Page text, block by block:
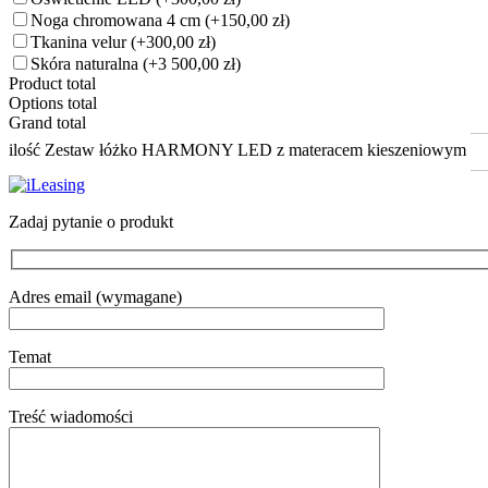
Noga chromowana 4 cm (+150,00 zł)
Tkanina velur(+300,00 zł)
Skóra naturalna (+3 500,00 zł)
Product total
Options total
Grand total
ilość Zestaw łóżko HARMONY LED z materacem kieszeniowym
Zadaj pytanie o produkt
Adres email (wymagane)
Temat
Treść wiadomości